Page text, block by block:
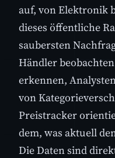
auf, von Elektronik
dieses öffentliche
saubersten
Händler
erkennen,
von
Preistracker
dem, was aktuell
Die Daten sind